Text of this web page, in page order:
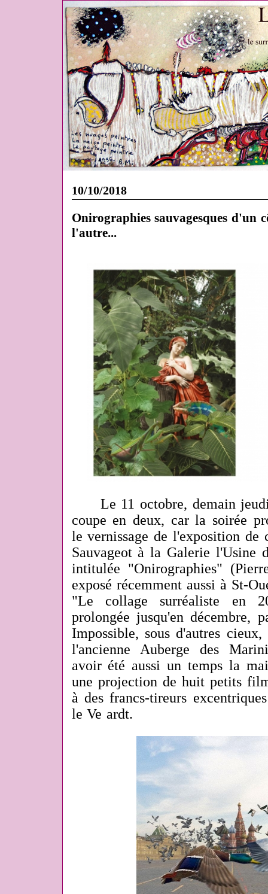
10/10/2018
Onirographies sauvagesques d'un
l'autre...
Le 11 octobre, demain
coupe en deux, car la soirée
le vernissage de l'exposition de
Sauvageot à la Galerie l'Usine
intitulée "Onirographies"
exposé récemment aussi à St-
"Le collage surréaliste en
prolongée jusqu'en décembre,
Impossible, sous d'autres
l'ancienne Auberge des
avoir été aussi un temps la
une projection de huit petits
à des francs-tireurs
le Ve ardt.